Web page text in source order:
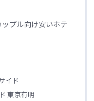
プル向け安いホテ
イド
東京有明